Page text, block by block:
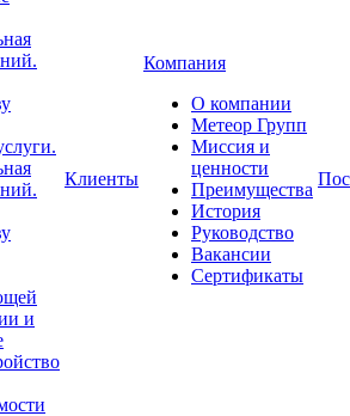
и
Клиенты
Компания
О компании
Метеор Групп
Миссия и
ценности
Преимущества
История
Руководство
Вакансии
Сертификаты